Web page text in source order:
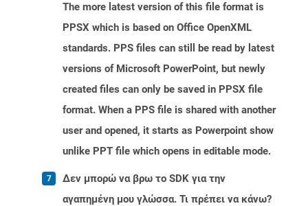
The more latest version of this file format is
PPSX which is based on Office OpenXML
standards. PPS files can still be read by latest
versions of Microsoft PowerPoint, but newly
created files can only be saved in PPSX file
format. When a PPS file is shared with another
user and opened, it starts as Powerpoint show
unlike PPT file which opens in editable mode.
Δεν μπορώ να βρω το SDK για την
αγαπημένη μου γλώσσα. Τι πρέπει να κάνω?